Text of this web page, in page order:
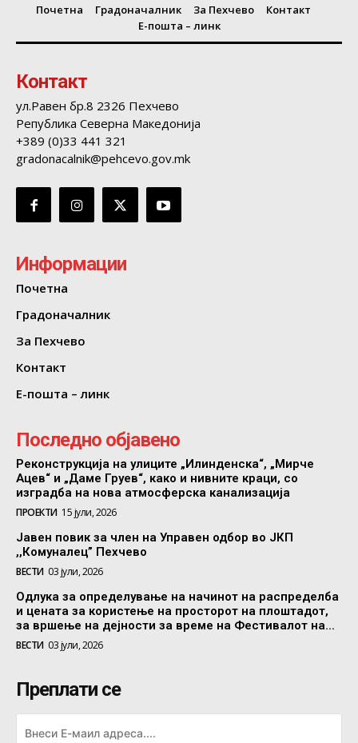
Почетна Градоначалник За Пехчево
Контакт
Е-пошта – линк
Контакт
ул.Равен бр.8 2326 Пехчево
Република Северна Македонија
+389 (0)33 441 321
gradonacalnik@pehcevo.gov.mk
Информации
Почетна
Градоначалник
За Пехчево
Контакт
Е-пошта – линк
Последно објавено
Реконструкција на улиците „Илинденска“, „Мирче
Ацев“ и „Даме Груев“, како и нивните краци, со
изградба на нова атмосферска канализација
ПРОЕКТИ 15 јули, 2026
Јавен повик за член на Управен одбор во ЈКП
,,Комуналец” Пехчево
ВЕСТИ 03 јули, 2026
Одлука за определување на начинот на распределба
и цената за користење на просторот на плоштадот,
за вршење на дејности за време на Фестивалот на...
ВЕСТИ 03 јули, 2026
Преплати се